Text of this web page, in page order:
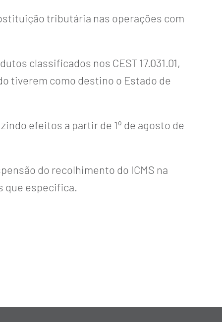
tributária nas operações com
classificados nos CEST 17.031.01,
tiverem como destino o Estado de
efeitos a partir de 1º de agosto de
do recolhimento do ICMS na
que especifica.